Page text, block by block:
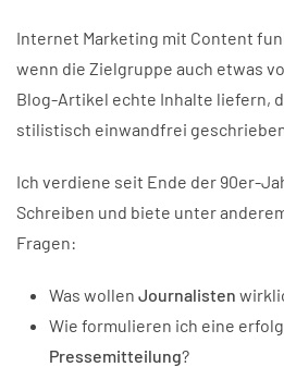
Internet Marketing mit Content
wenn die Zielgruppe auch etwas
Blog-Artikel echte Inhalte liefern,
stilistisch einwandfrei
Ich verdiene seit Ende der 90er-
Schreiben und biete unter
Fragen:
Was wollen Journalisten
Wie formulieren ich eine
Pressemitteilung?